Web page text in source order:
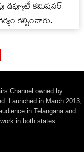
డిప్యూటీ కమిషనర్
కల్పించారు.
Channel owned by
Launched in March 2013,
in Telangana and
in both states.